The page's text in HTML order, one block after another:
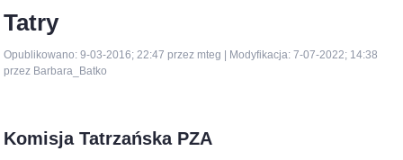
Tatry
Opublikowano: 9-03-2016; 22:47 przez mteg | Modyfikacja: 7-07-2022; 14:38
przez Barbara_Batko
Komisja Tatrzańska PZA